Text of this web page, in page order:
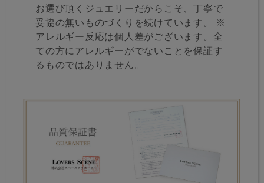
お選び頂くジュエリーだからこそ、丁寧で
妥協の無いものづくりを続けています。 ※
アレルギー反応は個人差がございます。全
ての方にアレルギーがでないことを保証す
るものではありません。